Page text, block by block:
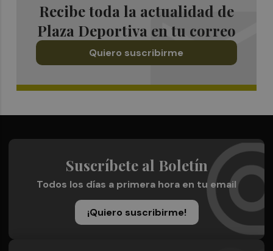
Recibe toda la actualidad de
Plaza Deportiva en tu correo
Quiero suscribirme
Suscríbete al Boletín
Todos los días a primera hora en tu email
¡Quiero suscribirme!